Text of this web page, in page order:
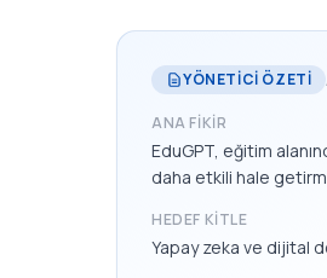
YÖNETICI ÖZETI
ANA FIKIR
EduGPT, eğitim
daha etkili hale
HEDEF KITLE
Yapay zeka ve dijital